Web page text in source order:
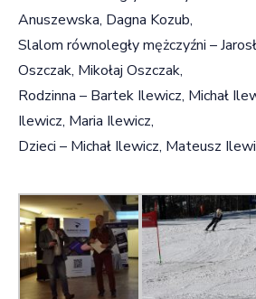
Anuszewska, Dagna Kozub,
Slalom równoległy mężczyźni –
Oszczak, Mikołaj Oszczak,
Rodzinna – Bartek Ilewicz, Michał
Ilewicz, Maria Ilewicz,
Dzieci – Michał Ilewicz, Mateusz